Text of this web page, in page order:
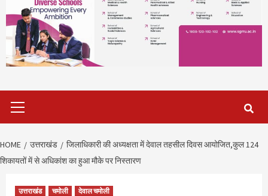
Menu
HOME उत्तराखंड
जिलाधिकारी की अध्यक्षता में देवाल तहसील दिवस आयोजित,कुल 124
शिकायतों में से अधिकांश का हुआ मौके पर निस्तारण
उत्तराखंड चमोली देवाल चमोली